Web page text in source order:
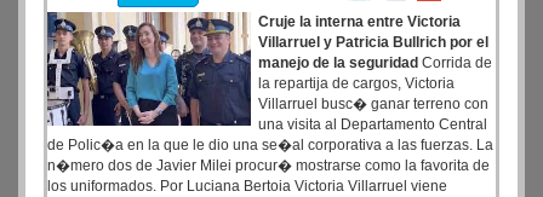
Cruje la interna entre Victoria
Villarruel y Patricia Bullrich por el
manejo de la seguridad Corrida de
la repartija de cargos, Victoria
Villarruel busc� ganar terreno con
una visita al Departamento Central
de Polic�a en la que le dio una se�al corporativa a las fuerzas. La
n�mero dos de Javier Milei procur� mostrarse como la favorita de
los uniformados. Por Luciana Bertoia Victoria Villarruel viene